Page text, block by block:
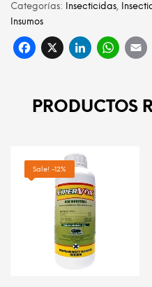
Categorías: Insecticidas,
Insumos
Facebook
X
PRODUCTOS
Sale! -12%